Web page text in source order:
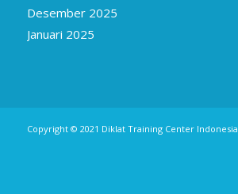
Desember 2025
Januari 2025
Copyright © 2021 Diklat Training Center Indonesia